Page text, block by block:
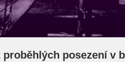
proběhlých posezení v